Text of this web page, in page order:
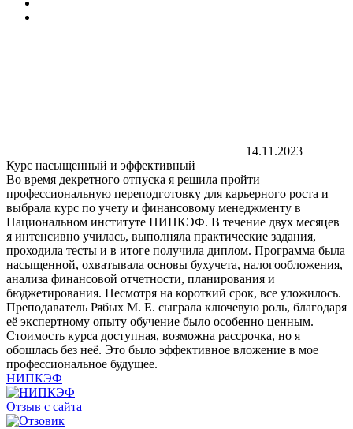
14.11.2023
Курс насыщенный и эффективный
Во время декретного отпуска я решила пройти
профессиональную переподготовку для карьерного роста и
выбрала курс по учету и финансовому менеджменту в
Национальном институте НИПКЭФ. В течение двух месяцев
я интенсивно училась, выполняла практические задания,
проходила тесты и в итоге получила диплом. Программа была
насыщенной, охватывала основы бухучета, налогообложения,
анализа финансовой отчетности, планирования и
бюджетирования. Несмотря на короткий срок, все уложилось.
Преподаватель Рябых М. Е. сыграла ключевую роль, благодаря
её экспертному опыту обучение было особенно ценным.
Стоимость курса доступная, возможна рассрочка, но я
обошлась без неё. Это было эффективное вложение в мое
профессиональное будущее.
НИПКЭФ
Отзыв с сайта